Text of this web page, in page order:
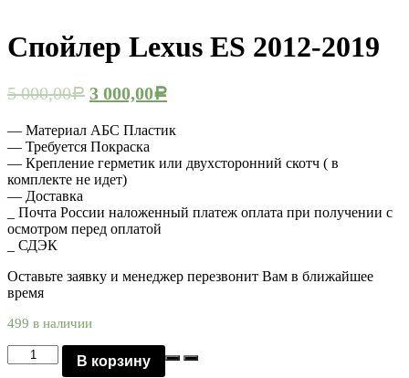
Спойлер Lexus ES 2012-2019
5 000,00Р 3 000,00Р
— Материал АБС Пластик
— Требуется Покраска
— Крепление герметик или двухсторонний скотч ( в
комплекте не идет)
— Доставка
_ Почта России наложенный платеж оплата при получении с
осмотром перед оплатой
_ СДЭК
Оставьте заявку и менеджер перезвонит Вам в ближайшее
время
499 в наличии
Количество
Спойлер
В корзину